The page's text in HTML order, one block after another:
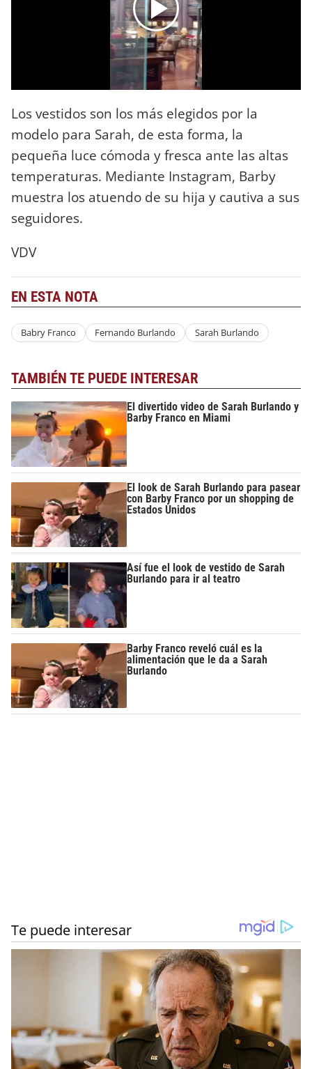
Los vestidos son los más elegidos por la
modelo para Sarah, de esta forma, la
pequeña luce cómoda y fresca ante las altas
temperaturas. Mediante Instagram, Barby
muestra los atuendo de su hija y cautiva a sus
seguidores.
VDV
EN ESTA NOTA
Babry Franco Fernando Burlando Sarah Burlando
TAMBIÉN TE PUEDE INTERESAR
El divertido video de Sarah Burlando y
Barby Franco en Miami
El look de Sarah Burlando para pasear
con Barby Franco por un shopping de
Estados Unidos
Así fue el look de vestido de Sarah
Burlando para ir al teatro
Barby Franco reveló cuál es la
alimentación que le da a Sarah
Burlando